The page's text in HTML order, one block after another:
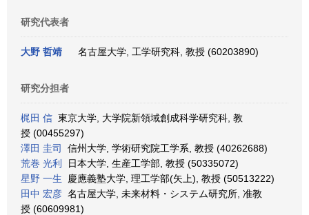
研究代表者
大野 哲靖 名古屋大学, 工学研究科, 教授 (60203890)
研究分担者
梶田 信 東京大学, 大学院新領域創成科学研究科, 教
授 (00455297)
澤田 圭司
信州大学, 学術研究院工学系, 教授 (40262688)
荒巻 光利
日本大学, 生産工学部, 教授 (50335072)
星野 一生 慶應義塾大学, 理工学部(矢上), 教授 (50513222)
田中 宏彦 名古屋大学, 未来材料・システム研究所, 准教
授 (60609981)